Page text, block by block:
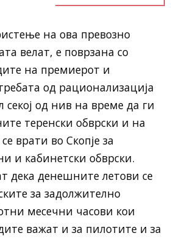
на ова превозно
велат, е поврзана со
на премиерот и
од рационализација
секој од нив на време да ги
теренски обврски и на
врати во Скопје за
и кабинетски обврски.
дека денешните летови се
за задолжително
месечни часови кои
важат и за пилотите и за